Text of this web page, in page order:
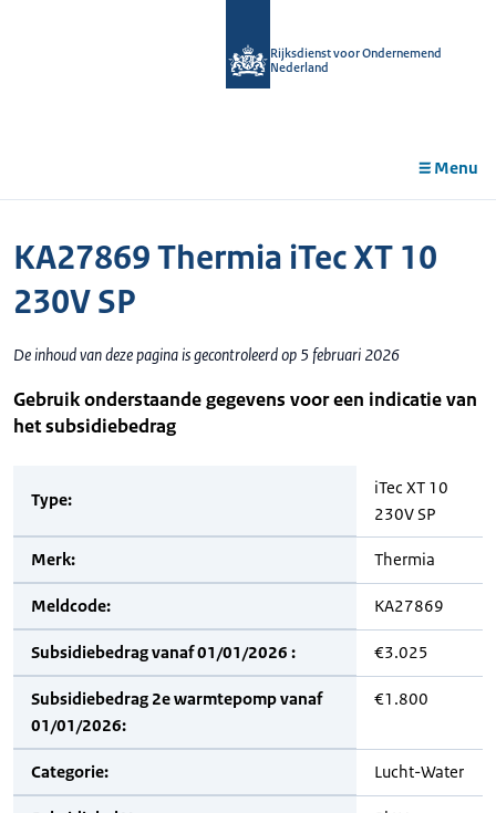
Rijksdienst voor Ondernemend
Nederland
Menu
KA27869 Thermia iTec XT 10
230V SP
De inhoud van deze pagina is gecontroleerd op 5 februari 2026
Gebruik onderstaande gegevens voor een indicatie van
het subsidiebedrag
Type:
iTec XT 10
230V SP
Merk: Thermia
Meldcode: KA27869
Subsidiebedrag vanaf 01/01/2026 : €3.025
Subsidiebedrag 2e warmtepomp vanaf
01/01/2026:
€1.800
Categorie: Lucht-Water